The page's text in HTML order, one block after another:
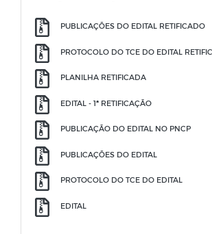
PUBLICAÇÕES DO EDITAL RETIFICADO
PROTOCOLO DO TCE DO EDITAL
PLANILHA RETIFICADA
EDITAL - 1ª RETIFICAÇÃO
PUBLICAÇÃO DO EDITAL NO PNCP
PUBLICAÇÕES DO EDITAL
PROTOCOLO DO TCE DO EDITAL
EDITAL